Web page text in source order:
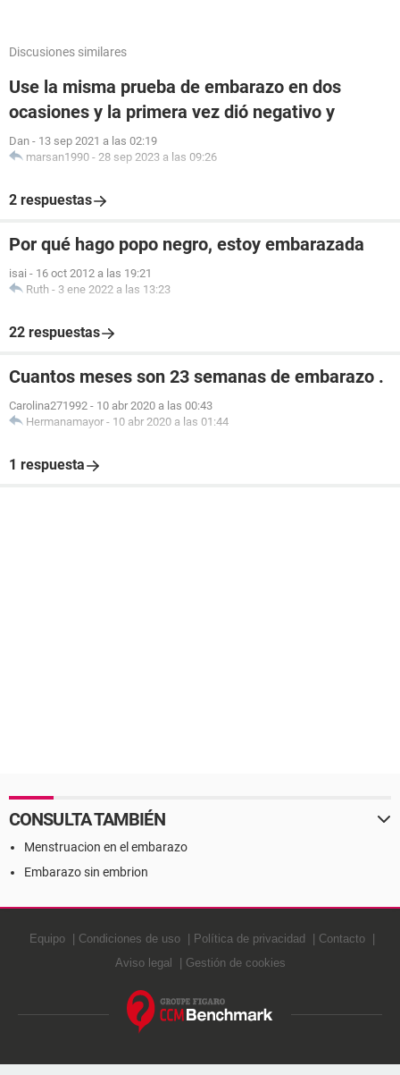
Discusiones similares
Use la misma prueba de embarazo en dos
ocasiones y la primera vez dió negativo y
Dan - 13 sep 2021 a las 02:19
marsan1990 - 28 sep 2023 a las 09:26
2 respuestas
Por qué hago popo negro, estoy embarazada
isai - 16 oct 2012 a las 19:21
Ruth - 3 ene 2022 a las 13:23
22 respuestas
Cuantos meses son 23 semanas de embarazo .
Carolina271992 - 10 abr 2020 a las 00:43
Hermanamayor - 10 abr 2020 a las 01:44
1 respuesta
CONSULTA TAMBIÉN
Menstruacion en el embarazo
Embarazo sin embrion
Equipo Condiciones de uso Política de privacidad
Contacto
Aviso legal
Gestión de cookies